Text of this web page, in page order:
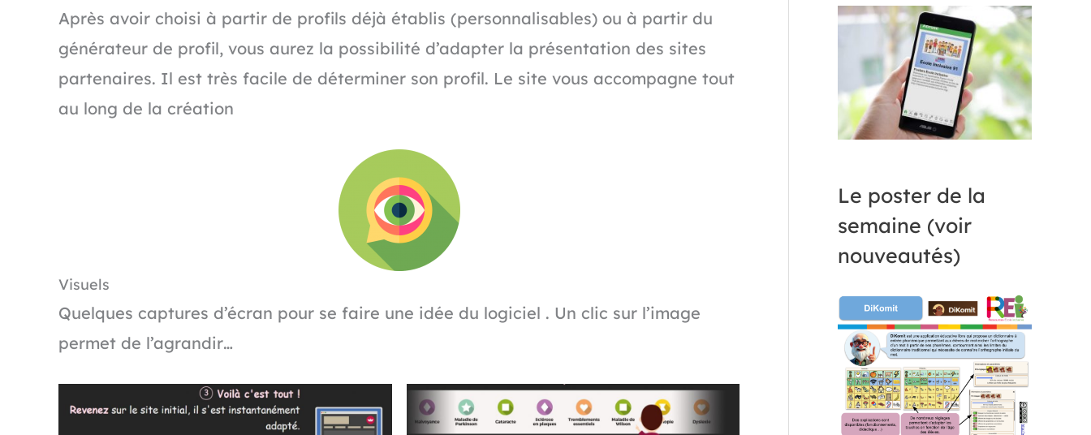
Après avoir choisi à partir de profils déjà établis (personnalisables) ou à partir du
générateur de profil, vous aurez la possibilité d’adapter la présentation des sites
partenaires. Il est très facile de déterminer son profil. Le site vous accompagne tout
au long de la création
Visuels
Quelques captures d’écran pour se faire une idée du logiciel . Un clic sur l’image
permet de l’agrandir…
Le poster de la
semaine (voir
nouveautés)